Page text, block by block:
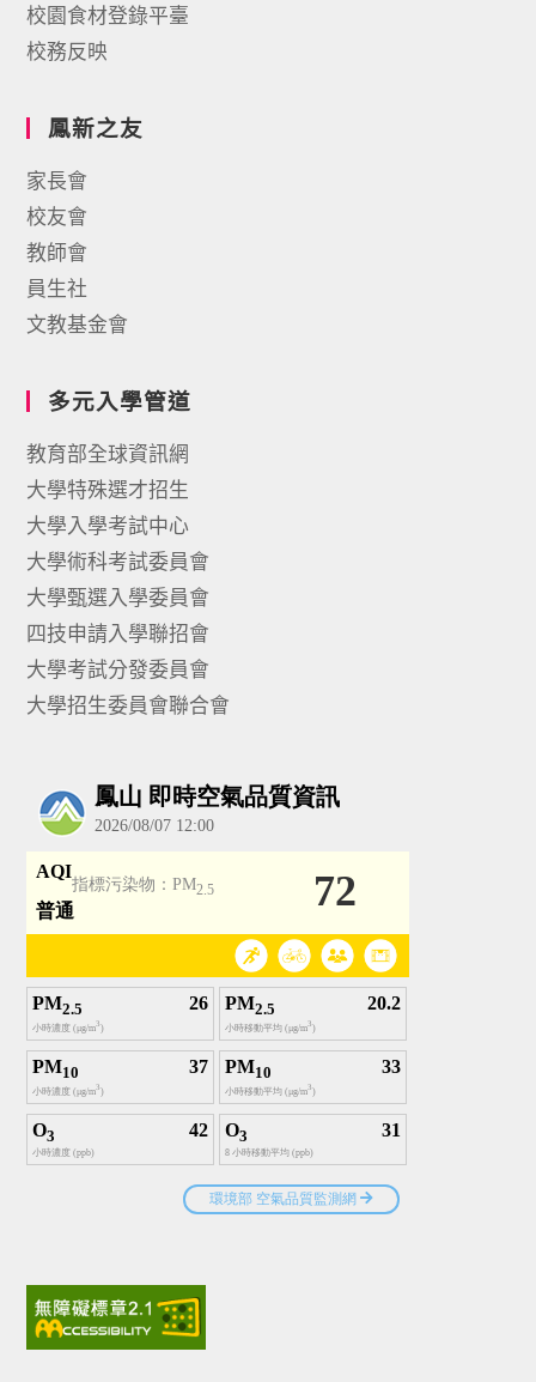
校園食材登錄平臺
校務反映
鳳新之友
家長會
校友會
教師會
員生社
文教基金會
多元入學管道
教育部全球資訊網
大學特殊選才招生
大學入學考試中心
大學術科考試委員會
大學甄選入學委員會
四技申請入學聯招會
大學考試分發委員會
大學招生委員會聯合會